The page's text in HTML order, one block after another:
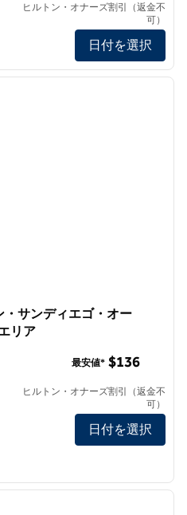
・タペストリー・コレクションby
ヒルトン・オナーズ割引（返金不
可）
日付を選択
1/12
次の
・サンディエゴ・オー
リア
ンディエゴ・オールドタウン/シー
最安値* $136
ヒルトン・オナーズ割引（返金不
可）
日付を選択
次の